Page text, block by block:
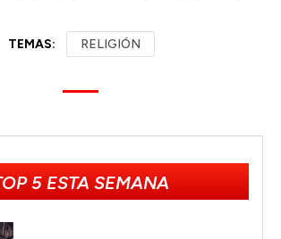
TEMAS: RELIGIÓN
5 ESTA SEMANA